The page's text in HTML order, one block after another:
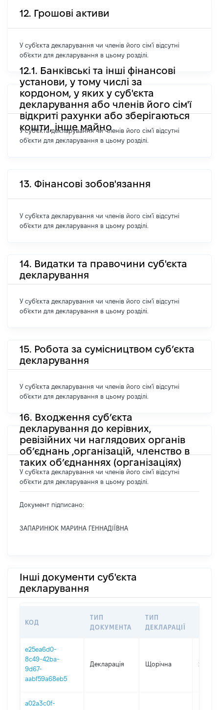
12. Грошові активи
У суб'єкта декларування чи членів його сім'ї відсутні
об'єкти для декларування в цьому розділі.
12.1. Банківські та інші фінансові
установи, у тому числі за
кордоном, у яких у суб'єкта
декларування або членів його сім'ї
відкриті рахунки або зберігаються
кошти, інше майно
У суб'єкта декларування чи членів його сім'ї відсутні
об'єкти для декларування в цьому розділі.
13. Фінансові зобов'язання
У суб'єкта декларування чи членів його сім'ї відсутні
об'єкти для декларування в цьому розділі.
14. Видатки та правочини суб'єкта
декларування
У суб'єкта декларування чи членів його сім'ї відсутні
об'єкти для декларування в цьому розділі.
15. Робота за сумісництвом суб’єкта
декларування
У суб'єкта декларування чи членів його сім'ї відсутні
об'єкти для декларування в цьому розділі.
16. Входження суб’єкта
декларування до керівних,
ревізійних чи наглядових органів
об’єднань ,організацій, членство в
таких об’єднаннях (організаціях)
У суб'єкта декларування чи членів його сім'ї відсутні
об'єкти для декларування в цьому розділі.
Документ підписано:
ЗАПАРИНЮК МАРИНА ГЕННАДІЇВНА
Інші документи суб'єкта
декларування
КОД
ТИП
ДОКУМЕНТА
ТИП
ДЕКЛАРАЦІЇ
e25ea6d0-
8c49-42ba-
9d67-
aabf59a68eb5
Декларація Щорічна 2025
a02a3c0f-